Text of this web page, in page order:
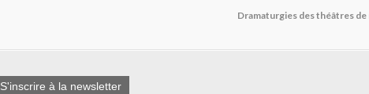
Dramaturgies des théâtres
S'inscrire à la newsletter